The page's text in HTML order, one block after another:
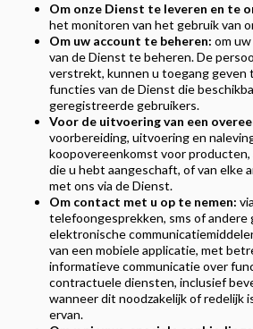
Om onze Dienst te leveren en te
het monitoren van het gebruik van
Om uw account te beheren: om
van de Dienst te beheren. De
verstrekt, kunnen u toegang geven
functies van de Dienst die
geregistreerde gebruikers.
Voor de uitvoering van een
voorbereiding, uitvoering en
koopovereenkomst voor
die u hebt aangeschaft, of van elke
met ons via de Dienst.
Om contact met u op te nemen:
telefoongesprekken, sms of andere
elektronische
van een mobiele applicatie, met
informatieve communicatie over
contractuele diensten, inclusief
wanneer dit noodzakelijk of redelijk
ervan.